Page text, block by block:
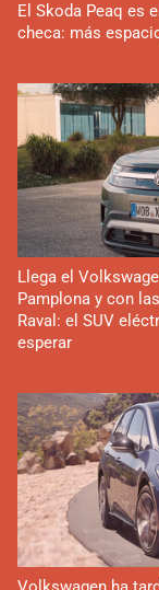
El Skoda Peaq es
checa: más
Llega el
Pamplona y con
Raval: el SUV
esperar